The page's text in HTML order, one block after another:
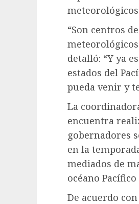
“Son centros
detalló: “Y ya
estados del
pueda venir y
La
encuentra
gobernadores
en la
mediados de
océano
De acuerdo